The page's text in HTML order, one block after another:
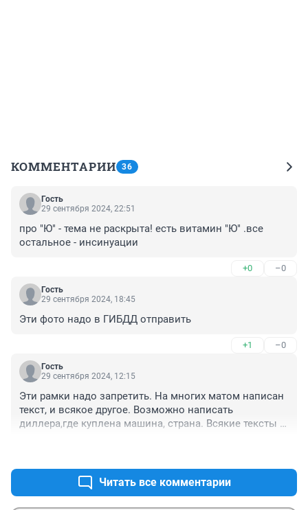
КОММЕНТАРИИ 36
Гость
29 сентября 2024, 22:51
про "Ю" - тема не раскрыта! есть витамин "Ю" .все
остальное - инсинуации
+0 –0
Гость
29 сентября 2024, 18:45
Эти фото надо в ГИБДД отправить
+1 –0
Гость
29 сентября 2024, 12:15
Эти рамки надо запретить. На многих матом написан
текст, и всякое другое. Возможно написать
диллера,где куплена машина, страна. Всякие тексты
Читать все комментарии